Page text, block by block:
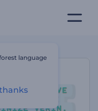
language